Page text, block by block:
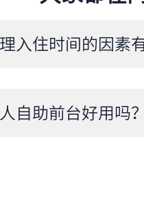
入住时间的因素
自助前台好用吗